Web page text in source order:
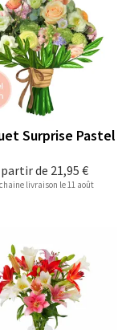
de 21,95 €
Surprise Pastel
livraison le 11 août